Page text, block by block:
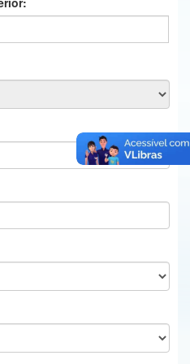
e Comunicações